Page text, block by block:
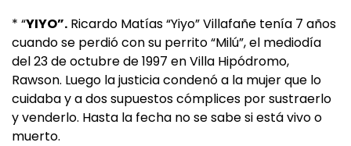
* “YIYO”. Ricardo Matías “Yiyo” Villafañe tenía 7 años
cuando se perdió con su perrito “Milú”, el mediodía
del 23 de octubre de 1997 en Villa Hipódromo,
Rawson. Luego la justicia condenó a la mujer que lo
cuidaba y a dos supuestos cómplices por sustraerlo
y venderlo. Hasta la fecha no se sabe si está vivo o
muerto.